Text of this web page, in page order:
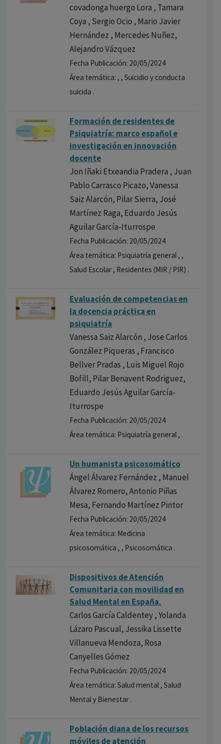
covadonga huergo Lora , Tamara
Coya , Sergio Ocio , Mario Javier
Hernández , Mercedes Nuñez,
Alejandro Vázquez
Fecha Publicación: 20/05/2024
Área temática: , , Suicidio y conducta
suicida .
Formación de residentes de
Psiquiatría: marco español e
investigación en innovación
docente
Jon Iñaki Etxeandia Pradera , Juan
Pablo Carrasco Picazo, Vanessa
Saiz Alarcón, Pilar Sierra, José
Martínez Raga, Eduardo Jesús
Aguilar García-Iturrospe
Fecha Publicación: 20/05/2024
Área temática: Psiquiatría general , ,
Salud Escolar , Residentes (MIR / PIR) .
Evaluación de competencias en
la docencia práctica en
psiquiatría
Vanessa Saiz Alarcón , Jose Carlos
González Piqueras , Francisco
Bellver Pradas , Luis Miguel Rojo
Bofill, Pilar Benavent Rodriguez,
Eduardo Jesús Aguilar García-
Iturrospe
Fecha Publicación: 20/05/2024
Área temática: Psiquiatría general , .
Un humanista psicosomático
Ángel Álvarez Fernández , Manuel
Álvarez Romero, Antonio Piñas
Mesa, Fernando Martínez Pintor
Fecha Publicación: 20/05/2024
Área temática: Medicina
psicosomática , , Psicosomática .
Dispositivos de Atención
Comunitaria con movilidad en
Salud Mental en España.
Carlos García Caldentey , Yolanda
Lázaro Pascual, Jessika Lissette
Villanueva Mendoza, Rosa
Canyelles Gómez
Fecha Publicación: 20/05/2024
Área temática: Salud mental , Salud
Mental y Bienestar .
Población diana de los recursos
móviles de atención